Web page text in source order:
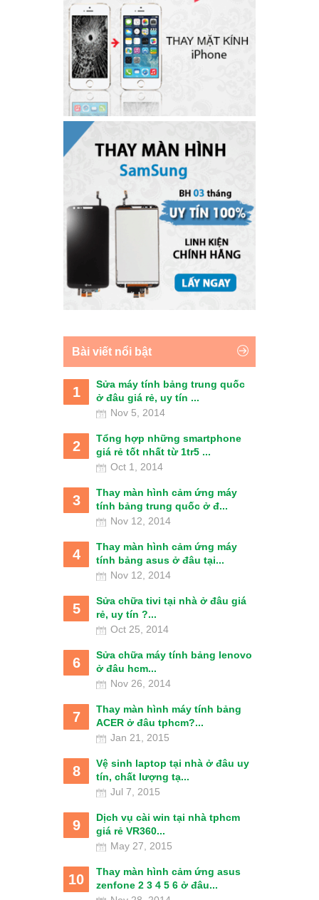
Bài viết nổi bật
1
Sửa máy tính bảng trung quốc
ở đâu giá rẻ, uy tín ...
Nov 5, 2014
2
Tổng hợp những smartphone
giá rẻ tốt nhất từ 1tr5 ...
Oct 1, 2014
3
Thay màn hình cảm ứng máy
tính bảng trung quốc ở đ...
Nov 12, 2014
4
Thay màn hình cảm ứng máy
tính bảng asus ở đâu tại...
Nov 12, 2014
5
Sửa chữa tivi tại nhà ở đâu giá
rẻ, uy tín ?...
Oct 25, 2014
6
Sửa chữa máy tính bảng lenovo
ở đâu hcm...
Nov 26, 2014
7
Thay màn hình máy tính bảng
ACER ở đâu tphcm?...
Jan 21, 2015
8
Vệ sinh laptop tại nhà ở đâu uy
tín, chất lượng tạ...
Jul 7, 2015
9
Dịch vụ cài win tại nhà tphcm
giá rẻ VR360...
May 27, 2015
10
Thay màn hình cảm ứng asus
zenfone 2 3 4 5 6 ở đâu...